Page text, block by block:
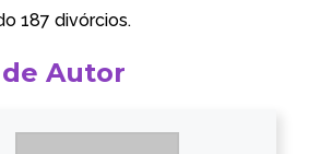
187 divórcios.
Autor